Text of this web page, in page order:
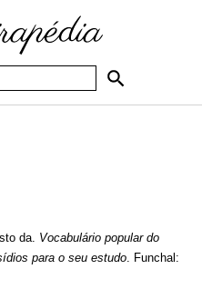
da. Vocabulário popular do
para o seu estudo. Funchal: